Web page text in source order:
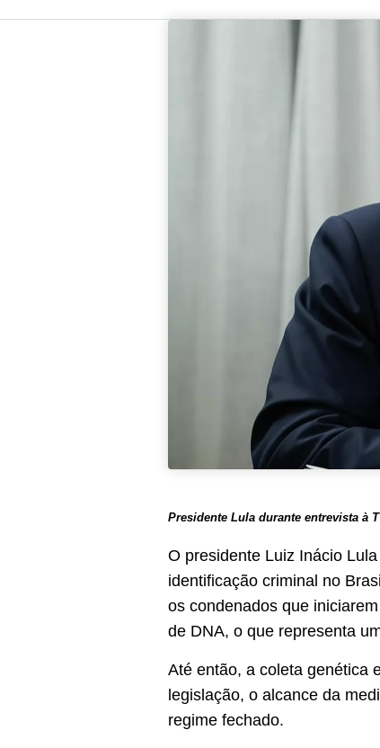
Presidente Lula durante entrevista à
O presidente Luiz Inácio
identificação criminal no
os condenados que
de DNA, o que representa
Até então, a coleta genética
legislação, o alcance da
regime fechado.